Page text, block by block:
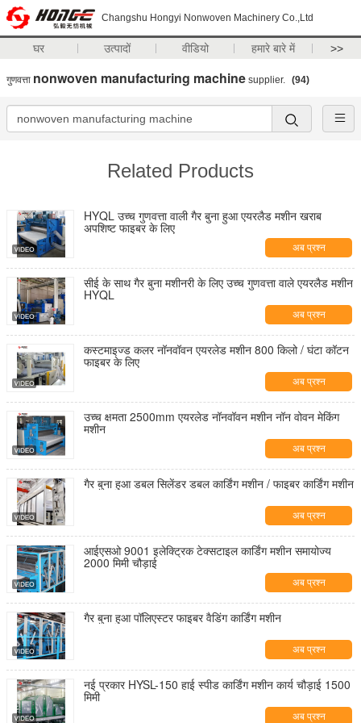
Changshu Hongyi Nonwoven Machinery Co.,Ltd
घर उत्पादों वीडियो हमारे बारे में >>
गुणवत्ता nonwoven manufacturing machine supplier. (94)
Related Products
HYQL उच्च गुणवत्ता वाली गैर बुना हुआ एयरलैड मशीन खराब
अपशिष्ट फाइबर के लिए
अब प्रश्न
सीई के साथ गैर बुना मशीनरी के लिए उच्च गुणवत्ता वाले एयरलैड मशीन
HYQL
अब प्रश्न
कस्टमाइज्ड कलर नॉनवॉवन एयरलेड मशीन 800 किलो / घंटा कॉटन
फाइबर के लिए
अब प्रश्न
उच्च क्षमता 2500mm एयरलेड नॉनवॉवन मशीन नॉन वोवन मेकिंग
मशीन
अब प्रश्न
गैर बुना हुआ डबल सिलेंडर डबल कार्डिंग मशीन / फाइबर कार्डिंग मशीन
अब प्रश्न
आईएसओ 9001 इलेक्ट्रिक टेक्सटाइल कार्डिंग मशीन समायोज्य
2000 मिमी चौड़ाई
अब प्रश्न
गैर बुना हुआ पॉलिएस्टर फाइबर वैडिंग कार्डिंग मशीन
अब प्रश्न
नई प्रकार HYSL-150 हाई स्पीड कार्डिंग मशीन कार्य चौड़ाई 1500
मिमी
अब प्रश्न